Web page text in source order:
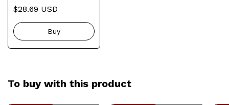
$28.69 USD
To buy with this product